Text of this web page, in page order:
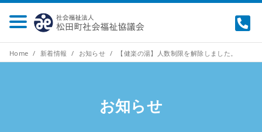
Home 新着情報 お知らせ 【健楽の湯】人数制限を解除しました。
お知らせ